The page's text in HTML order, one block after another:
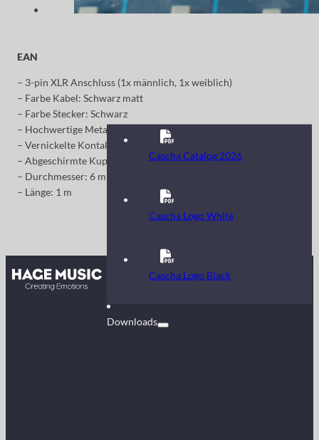
EAN
– 3-pin XLR Anschluss (1x männlich, 1x weiblich)
– Farbe Kabel: Schwarz matt
– Farbe Stecker: Schwarz
– Hochwertige Metall-Stecker
– Vernickelte Kontakte
– Abgeschirmte Kupferleitungen
– Durchmesser: 6 mm
– Länge: 1 m
Kontakt
Downloads
Cascha Catalog 2026
Cascha Logo White
Cascha Logo Black